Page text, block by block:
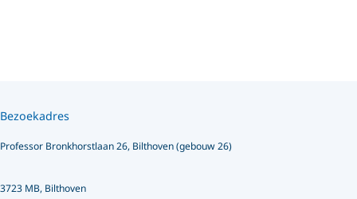
Bezoekadres
Professor Bronkhorstlaan 26, Bilthoven (gebouw 26)
3723 MB, Bilthoven